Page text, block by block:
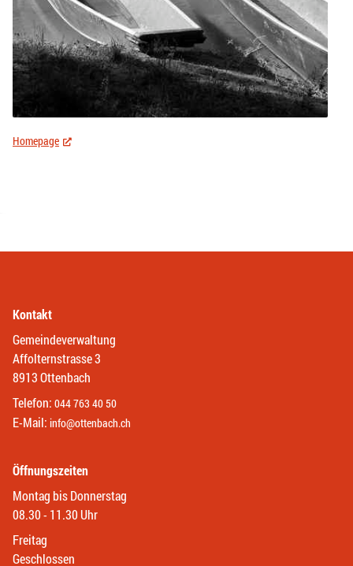
Homepage (External Link)
Kontakt
Gemeindeverwaltung
Affolternstrasse 3
8913 Ottenbach
Telefon: 044 763 40 50
E-Mail: info@ottenbach.ch
Öffnungszeiten
Montag bis Donnerstag
08.30 - 11.30 Uhr
Freitag
Geschlossen